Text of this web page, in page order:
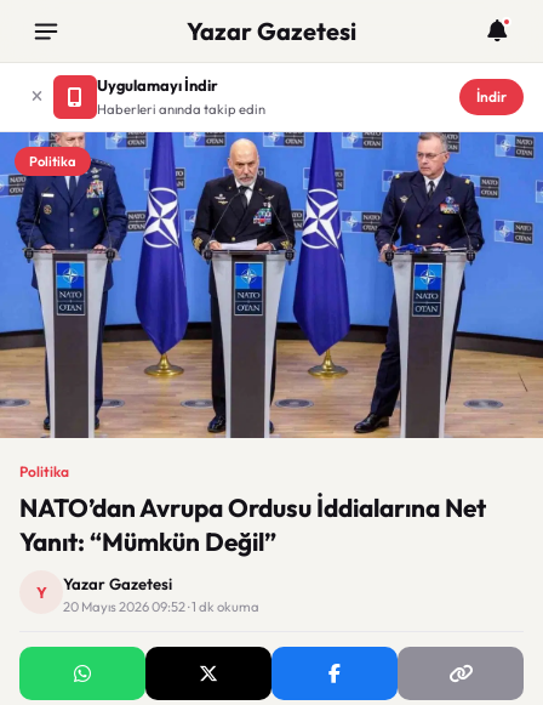
Yazar Gazetesi
Uygulamayı İndir
Haberleri anında takip edin
İndir
Politika
Politika
NATO’dan Avrupa Ordusu İddialarına Net
Yanıt: “Mümkün Değil”
Y Yazar Gazetesi
20 Mayıs 2026 09:52 · 1 dk okuma